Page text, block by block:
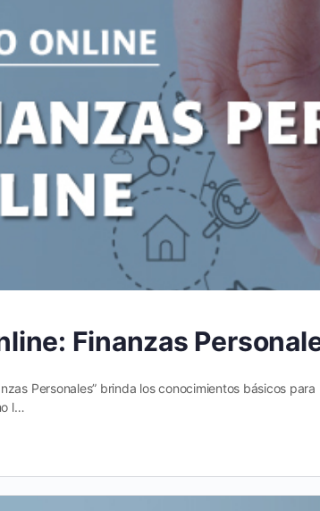
Finanzas
Personales” brinda los conocimientos básicos
l…